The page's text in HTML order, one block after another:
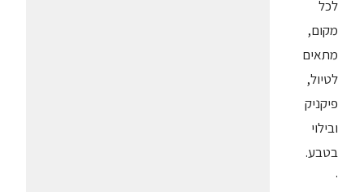
לכל
מקום,
מתאים
לטיול,
פיקניק
ובילוי
בטבע.
·